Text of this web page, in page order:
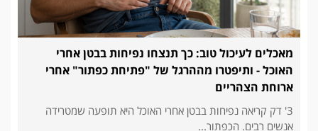
מאכלים לעיכול טוב: כך תנצחו נפיחות בבטן אחרי
האוכל - ותיפטרו מההרגל של "פתיחת כפתור" אחרי
ארוחת הצהריים
3' דק קריאה נפיחות בבטן אחרי האוכל היא תופעה שמטרידה
אנשים רבים. הכפתור...